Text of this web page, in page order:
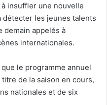
insuffler une nouvelle
détecter les jeunes talents
demain appelés à
internationales.
le programme annuel
de la saison en cours,
nationales et de six